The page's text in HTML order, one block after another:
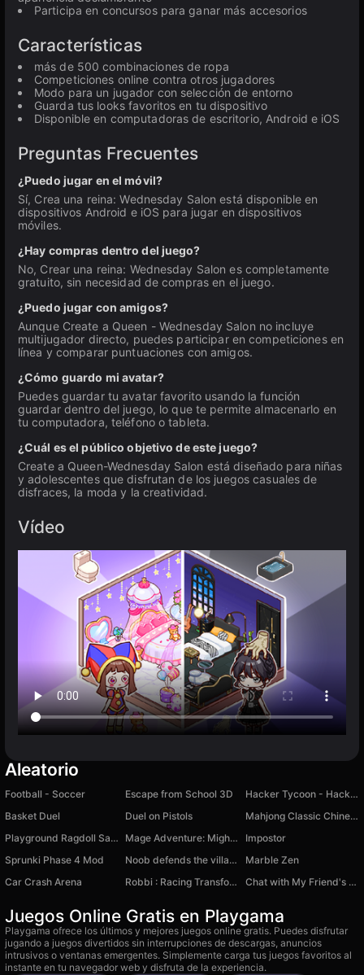
Participa en concursos para ganar más accesorios
Características
más de 500 combinaciones de ropa
Competiciones online contra otros jugadores
Modo para un jugador con selección de entorno
Guarda tus looks favoritos en tu dispositivo
Disponible en computadoras de escritorio, Android e iOS
Preguntas Frecuentes
¿Puedo jugar en el móvil?
Sí, Crea una reina: Wednesday Salon está disponible en
dispositivos Android e iOS para jugar en dispositivos
móviles.
¿Hay compras dentro del juego?
No, Crear una reina: Wednesday Salon es completamente
gratuito, sin necesidad de compras en el juego.
¿Puedo jugar con amigos?
Aunque Create a Queen - Wednesday Salon no incluye
multijugador directo, puedes participar en competiciones en
línea y comparar puntuaciones con amigos.
¿Cómo guardo mi avatar?
Puedes guardar tu avatar favorito usando la función
guardar dentro del juego, lo que te permite almacenarlo en
tu computadora, teléfono o tableta.
¿Cuál es el público objetivo de este juego?
Create a Queen-Wednesday Salon está diseñado para niñas
y adolescentes que disfrutan de los juegos casuales de
disfraces, la moda y la creatividad.
Vídeo
Aleatorio
Football - Soccer Escape from School 3D
Hacker Tycoon - Hacker Simulator
Basket Duel
Duel on Pistols
Mahjong Classic Chinese
Playground Ragdoll Sandbox
Mage Adventure: Mighty Raid
Impostor
Sprunki Phase 4 Mod
Noob defends the village
Marble Zen
Car Crash Arena
Robbi : Racing Transformation Chat with My Friend's Brother
Juegos Online Gratis en Playgama
Playgama ofrece los últimos y mejores juegos online gratis. Puedes disfrutar
jugando a juegos divertidos sin interrupciones de descargas, anuncios
intrusivos o ventanas emergentes. Simplemente carga tus juegos favoritos al
instante en tu navegador web y disfruta de la experiencia.